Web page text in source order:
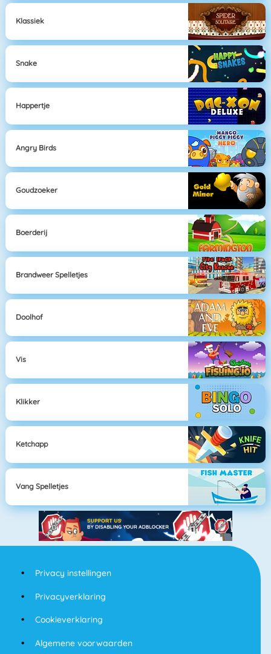
Klassiek
Snake
Happertje
Angry Birds
Goudzoeker
Boerderij
Brandweer Spelletjes
Doolhof
Vis
Klikker
Ketchapp
Vang Spelletjes
Privacy instellingen
Privacyverklaring
Cookieverklaring
Algemene voorwaarden